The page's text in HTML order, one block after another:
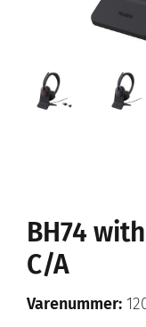
BH74
C/A
Varenummer: